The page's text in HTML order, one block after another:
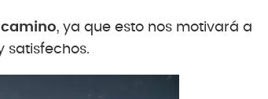
, ya que esto nos motivará a
satisfechos.